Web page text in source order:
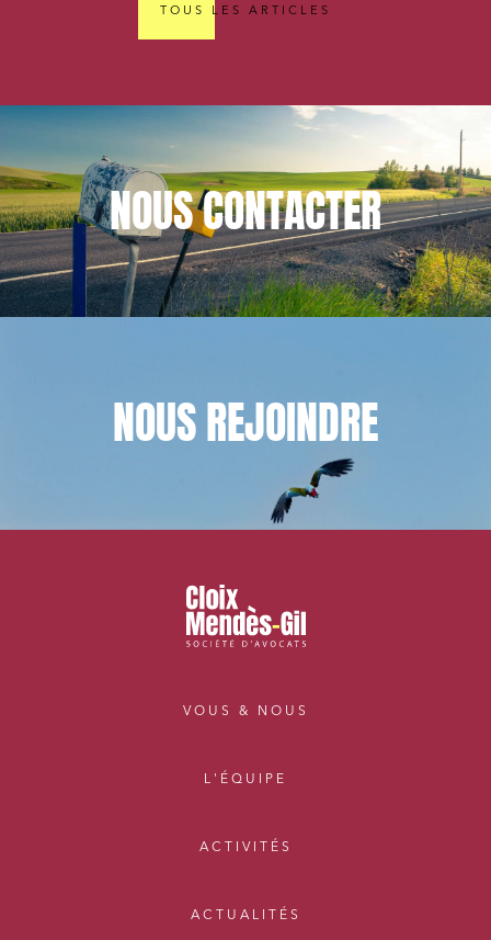
TOUS LES ARTICLES
NOUSCONTACTER
NOUSREJOINDRE
VOUS & NOUS
L'ÉQUIPE
ACTIVITÉS
ACTUALITÉS